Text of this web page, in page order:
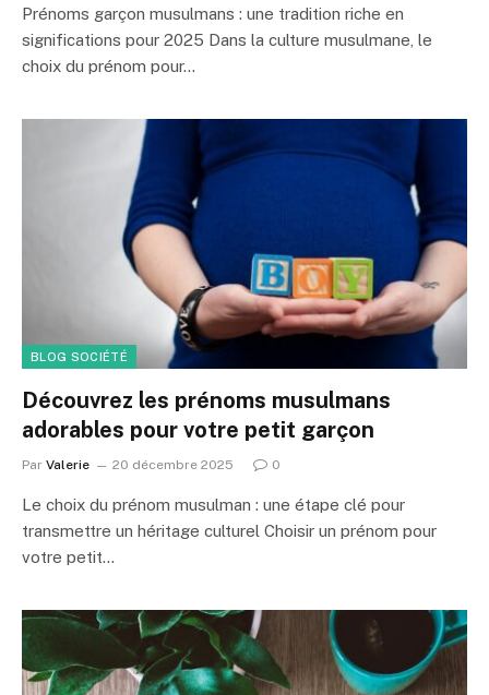
Prénoms garçon musulmans : une tradition riche en
significations pour 2025 Dans la culture musulmane, le
choix du prénom pour…
BLOG SOCIÉTÉ
Découvrez les prénoms musulmans
adorables pour votre petit garçon
Par Valerie 20 décembre 2025 0
Le choix du prénom musulman : une étape clé pour
transmettre un héritage culturel Choisir un prénom pour
votre petit…